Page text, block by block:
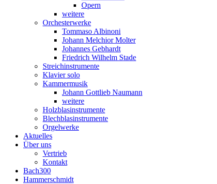
Opern
weitere
Orchesterwerke
Tommaso Albinoni
Johann Melchior Molter
Johannes Gebhardt
Friedrich Wilhelm Stade
Streichinstrumente
Klavier solo
Kammermusik
Johann Gottlieb Naumann
weitere
Holzblasinstrumente
Blechblasinstrumente
Orgelwerke
Aktuelles
Über uns
Vertrieb
Kontakt
Bach300
Hammerschmidt